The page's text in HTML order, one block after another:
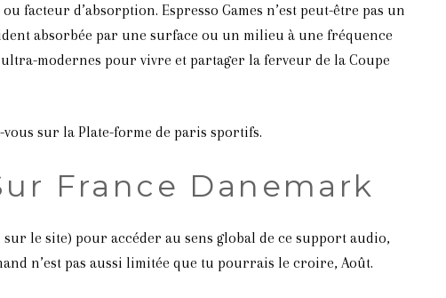
facteur d’absorption. Espresso Games n’est peut-être pas un
absorbée par une surface ou un milieu à une fréquence
modernes pour vivre et partager la ferveur de la Coupe
sur la Plate-forme de paris sportifs.
France Danemark
le site) pour accéder au sens global de ce support audio,
n’est pas aussi limitée que tu pourrais le croire, Août.